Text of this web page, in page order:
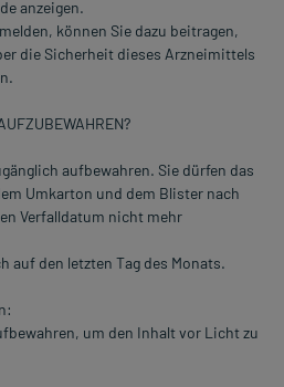
anzeigen.
können Sie dazu beitragen,
die Sicherheit dieses Arzneimittels
aufbewahren. Sie dürfen das
Umkarton und dem Blister nach
Verfalldatum nicht mehr
auf den letzten Tag des Monats.
um den Inhalt vor Licht zu